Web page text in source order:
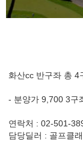
화산cc 반구좌 총 4
- 분양가 9,700 3구
연락처 : 02-501-
담당딜러 : 골프클